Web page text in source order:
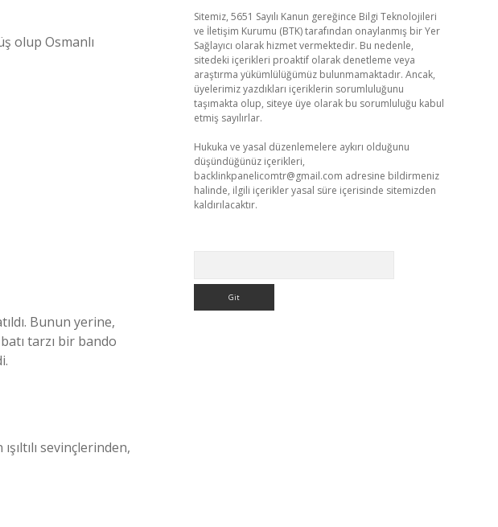
olup Osmanlı
Bunun yerine,
tarzı bir bando
sevinçlerinden,
Sitemiz, 5651 Sayılı Kanun gereğince Bilgi Teknolojileri
ve İletişim Kurumu (BTK) tarafından onaylanmış bir Yer
Sağlayıcı olarak hizmet vermektedir. Bu nedenle,
sitedeki içerikleri proaktif olarak denetleme veya
araştırma yükümlülüğümüz bulunmamaktadır. Ancak,
üyelerimiz yazdıkları içeriklerin sorumluluğunu
taşımakta olup, siteye üye olarak bu sorumluluğu kabul
etmiş sayılırlar.
Hukuka ve yasal düzenlemelere aykırı olduğunu
düşündüğünüz içerikleri,
backlinkpanelicomtr@gmail.com adresine bildirmeniz
halinde, ilgili içerikler yasal süre içerisinde sitemizden
kaldırılacaktır.